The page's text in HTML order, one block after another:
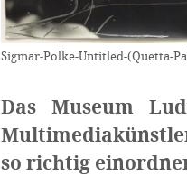
Sigmar-Polke-Untitled-(Quetta-
Das Museum
so richtig